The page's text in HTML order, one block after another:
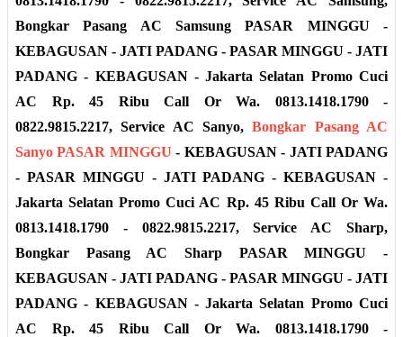
Bongkar Pasang AC SamsungPASAR MINGGU -
KEBAGUSAN - JATI PADANG - PASAR MINGGU - JATI
PADANG - KEBAGUSAN - Jakarta Selatan Promo Cuci
AC Rp. 45 Ribu Call Or Wa. 0813.1418.1790 -
0822.9815.2217, Service AC Sanyo,Bongkar Pasang AC
SanyoPASAR MINGGU - KEBAGUSAN - JATI PADANG
- PASAR MINGGU - JATI PADANG - KEBAGUSAN -
Jakarta Selatan Promo Cuci AC Rp. 45 Ribu Call Or Wa.
0813.1418.1790 - 0822.9815.2217,
Service AC Sharp,
Bongkar Pasang AC Sharp PASAR MINGGU -
KEBAGUSAN - JATI PADANG - PASAR MINGGU - JATI
PADANG - KEBAGUSAN - Jakarta Selatan Promo Cuci
AC Rp. 45 Ribu Call Or Wa. 0813.1418.1790 -